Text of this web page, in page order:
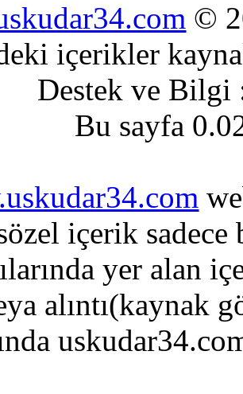
©
içerikler
Destek ve
Bu sayfa
içerik sadece
yer alan
alıntı(kaynak